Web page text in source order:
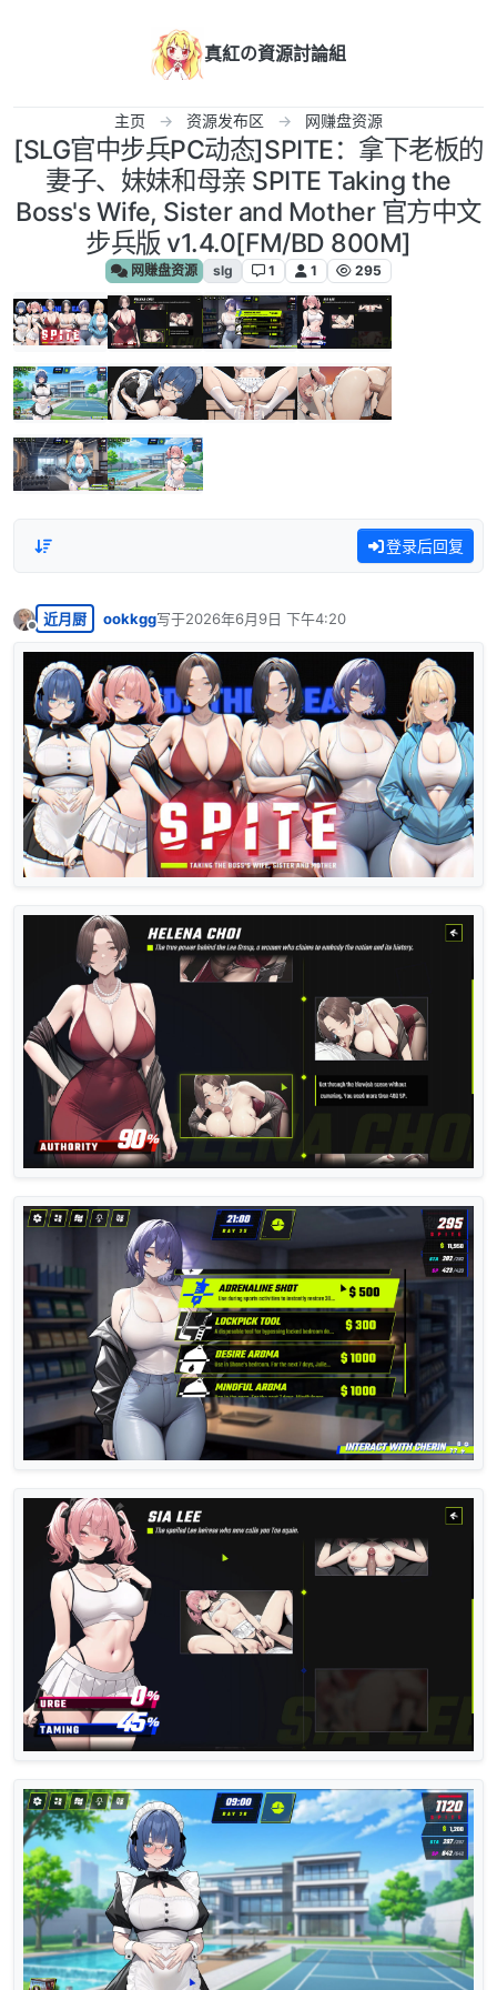
真紅の資源討論組
主页 资源发布区 网赚盘资源
[SLG官中步兵PC动态]SPITE：拿下老板的
妻子、妹妹和母亲 SPITE Taking the
Boss's Wife, Sister and Mother 官方中文
步兵版 v1.4.0[FM/BD 800M]
网赚盘资源 slg 1 1 295
登录后回复
离线
近月厨 ookkgg写于2026年6月9日 下午4:20
最后由 编辑